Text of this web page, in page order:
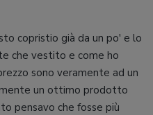
copristio già da un po' e lo
che vestito e come ho
sono veramente ad un
un ottimo prodotto
pensavo che fosse più